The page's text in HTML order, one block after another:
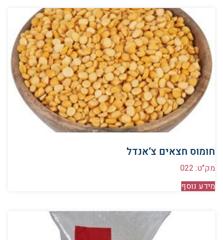
חומוס חצאים צ’אנדל
מק"ט: 022
מידע נוסף